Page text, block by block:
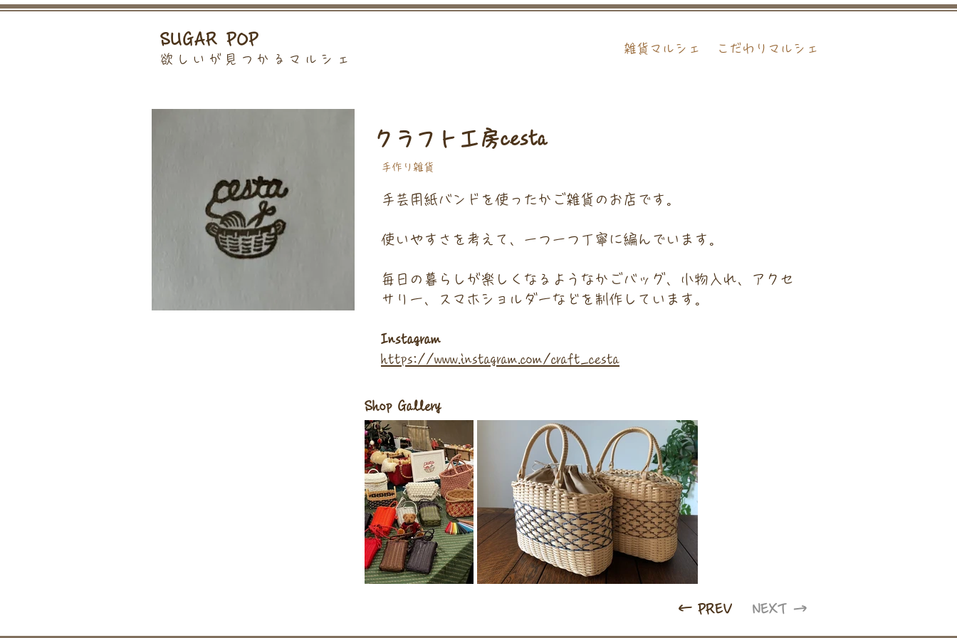
SUGAR POP
欲しいが見つかるマルシェ
雑貨マルシェ こだわりマルシェ
クラフト工房cesta
手作り雑貨
手芸用紙バンドを使ったかご雑貨のお店です。
使いやすさを考えて、一つ一つ丁寧に編んでいます。
毎日の暮らしが楽しくなるようなかごバッグ、小物入れ、アクセ
サリー、スマホショルダーなどを制作しています。
Instagram
https://www.instagram.com/craft_cesta
​Shop Gallery
← PREV NEXT →